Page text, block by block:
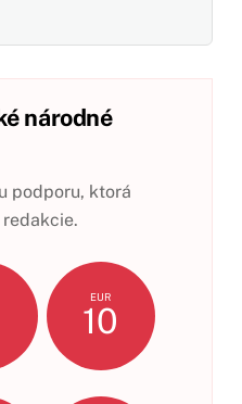
národné
podporu, ktorá
EUR
10